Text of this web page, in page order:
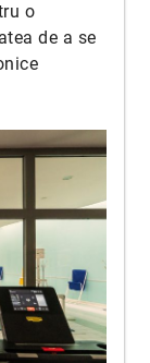
o
de a se